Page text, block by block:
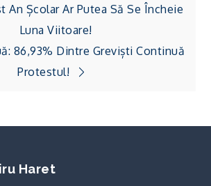
An Școlar Ar Putea Să Se Încheie
Luna Viitoare!
86,93% Dintre Greviști Continuă
Protestul!
Haret